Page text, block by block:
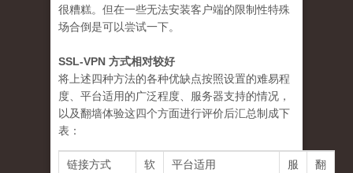
很糟糕。但在一些无法安装客户端的限制性特殊
场合倒是可以尝试一下。
SSL-VPN 方式相对较好
将上述四种方法的各种优缺点按照设置的难易程
度、平台适用的广泛程度、服务器支持的情况，
以及翻墙体验这四个方面进行评价后汇总制成下
表：
链接方式
软
平台适用
服
翻